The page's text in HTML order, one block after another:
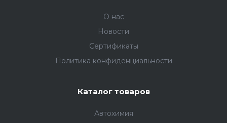
О нас
Новости
Сертификаты
Политика конфиденциальности
Каталог товаров
Автохимия